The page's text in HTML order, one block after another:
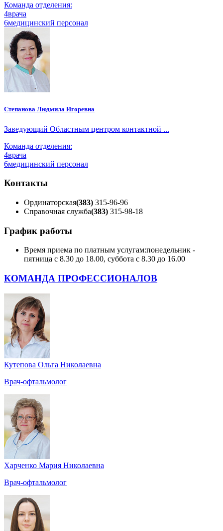
Команда отделения:
4врача
6медицинский персонал
Степанова Людмила Игоревна
Заведующий Областным центром контактной ...
Команда отделения:
4врача
6медицинский персонал
Контакты
Ординаторская(383) 315-96-96
Справочная служба(383) 315-98-18
График работы
Время приема по платным услугам:понедельник -
пятница с 8.30 до 18.00, суббота с 8.30 до 16.00
КОМАНДА ПРОФЕССИОНАЛОВ
Кутепова Ольга Николаевна
Врач-офтальмолог
Харченко Мария Николаевна
Врач-офтальмолог